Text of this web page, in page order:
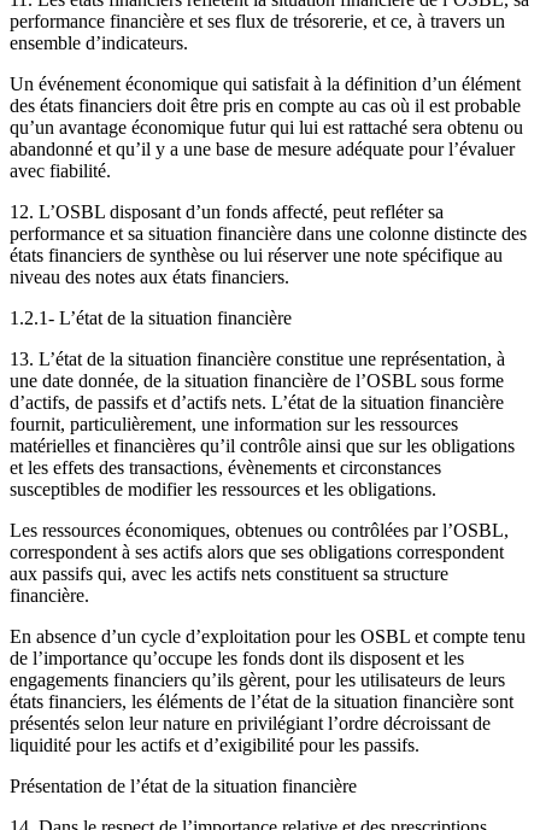
performance financière et ses flux de trésorerie, et ce, à travers un
ensemble d’indicateurs.
Un événement économique qui satisfait à la définition d’un élément
des états financiers doit être pris en compte au cas où il est probable
qu’un avantage économique futur qui lui est rattaché sera obtenu ou
abandonné et qu’il y a une base de mesure adéquate pour l’évaluer
avec fiabilité.
12. L’OSBL disposant d’un fonds affecté, peut refléter sa
performance et sa situation financière dans une colonne distincte des
états financiers de synthèse ou lui réserver une note spécifique au
niveau des notes aux états financiers.
1.2.1- L’état de la situation financière
13. L’état de la situation financière constitue une représentation, à
une date donnée, de la situation financière de l’OSBL sous forme
d’actifs, de passifs et d’actifs nets. L’état de la situation financière
fournit, particulièrement, une information sur les ressources
matérielles et financières qu’il contrôle ainsi que sur les obligations
et les effets des transactions, évènements et circonstances
susceptibles de modifier les ressources et les obligations.
Les ressources économiques, obtenues ou contrôlées par l’OSBL,
correspondent à ses actifs alors que ses obligations correspondent
aux passifs qui, avec les actifs nets constituent sa structure
financière.
En absence d’un cycle d’exploitation pour les OSBL et compte tenu
de l’importance qu’occupe les fonds dont ils disposent et les
engagements financiers qu’ils gèrent, pour les utilisateurs de leurs
états financiers, les éléments de l’état de la situation financière sont
présentés selon leur nature en privilégiant l’ordre décroissant de
liquidité pour les actifs et d’exigibilité pour les passifs.
Présentation de l’état de la situation financière